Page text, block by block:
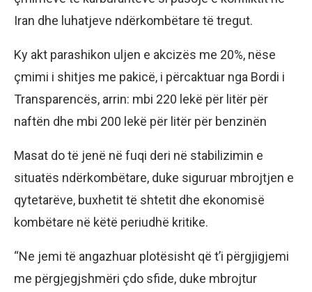
Iran dhe luhatjeve ndërkombëtare të tregut.
Ky akt parashikon uljen e akcizës me 20%, nëse
çmimi i shitjes me pakicë, i përcaktuar nga Bordi i
Transparencës, arrin: mbi 220 lekë për litër për
naftën dhe mbi 200 lekë për litër për benzinën
Masat do të jenë në fuqi deri në stabilizimin e
situatës ndërkombëtare, duke siguruar mbrojtjen e
qytetarëve, buxhetit të shtetit dhe ekonomisë
kombëtare në këtë periudhë kritike.
“Ne jemi të angazhuar plotësisht që t’i përgjigjemi
me përgjegjshmëri çdo sfide, duke mbrojtur